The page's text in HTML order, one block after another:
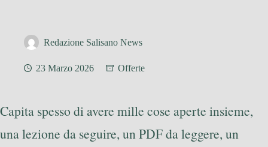
Redazione Salisano News
23 Marzo 2026 Offerte
Capita spesso di avere mille cose aperte insieme,
una lezione da seguire, un PDF da leggere, un